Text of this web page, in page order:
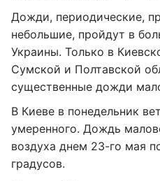
Дожди, периодические,
небольшие, пройдут в
Украины. Только в
Сумской и Полтавской
существенные дожди
В Киеве в понедельник
умеренного. Дождь
воздуха днем 23-го мая
градусов.